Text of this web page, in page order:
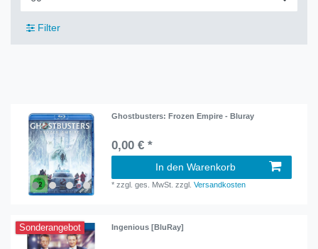
Filter
Ghostbusters: Frozen Empire - Bluray
0,00 € *
In den Warenkorb
*zzgl. ges. MwSt. zzgl.Versandkosten
Sonderangebot Ingenious [BluRay]